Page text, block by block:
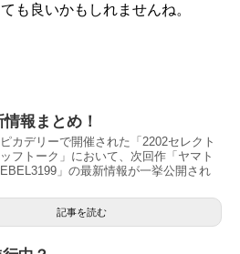
も良いかもしれませんね。
報まとめ！
カデリーで開催された「2202セレクト
ッフトーク」において、次回作「ヤマト
」の最新情報が一挙公開され
記事を読む